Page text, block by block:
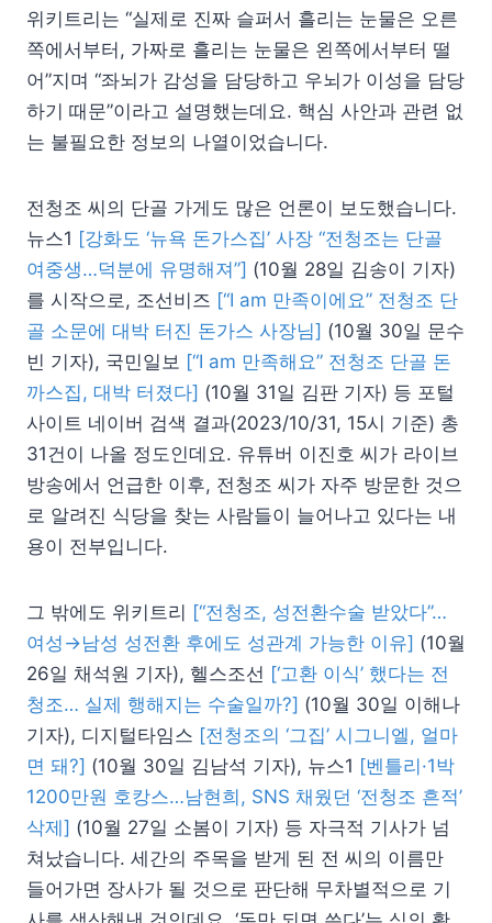
위키트리는 “실제로 진짜 슬퍼서 흘리는 눈물은 오른
쪽에서부터, 가짜로 흘리는 눈물은 왼쪽에서부터 떨
어”지며 “좌뇌가 감성을 담당하고 우뇌가 이성을 담당
하기 때문”이라고 설명했는데요. 핵심 사안과 관련 없
는 불필요한 정보의 나열이었습니다.
전청조 씨의 단골 가게도 많은 언론이 보도했습니다.
뉴스1 [강화도 ‘뉴욕 돈가스집’ 사장 “전청조는 단골
여중생…덕분에 유명해져”] (10월 28일 김송이 기자)
를 시작으로, 조선비즈 [“I am 만족이에요” 전청조 단
골 소문에 대박 터진 돈가스 사장님] (10월 30일 문수
빈 기자), 국민일보 [“I am 만족해요” 전청조 단골 돈
까스집, 대박 터졌다] (10월 31일 김판 기자) 등 포털
사이트 네이버 검색 결과(2023/10/31, 15시 기준) 총
31건이 나올 정도인데요. 유튜버 이진호 씨가 라이브
방송에서 언급한 이후, 전청조 씨가 자주 방문한 것으
로 알려진 식당을 찾는 사람들이 늘어나고 있다는 내
용이 전부입니다.
그 밖에도 위키트리 [“전청조, 성전환수술 받았다”…
여성→남성 성전환 후에도 성관계 가능한 이유] (10월
26일 채석원 기자), 헬스조선 [‘고환 이식’ 했다는 전
청조… 실제 행해지는 수술일까?] (10월 30일 이해나
기자), 디지털타임스 [전청조의 ‘그집’ 시그니엘, 얼마
면 돼?] (10월 30일 김남석 기자), 뉴스1 [벤틀리·1박
1200만원 호캉스…남현희, SNS 채웠던 ‘전청조 흔적’
삭제] (10월 27일 소봄이 기자) 등 자극적 기사가 넘
쳐났습니다. 세간의 주목을 받게 된 전 씨의 이름만
들어가면 장사가 될 것으로 판단해 무차별적으로 기